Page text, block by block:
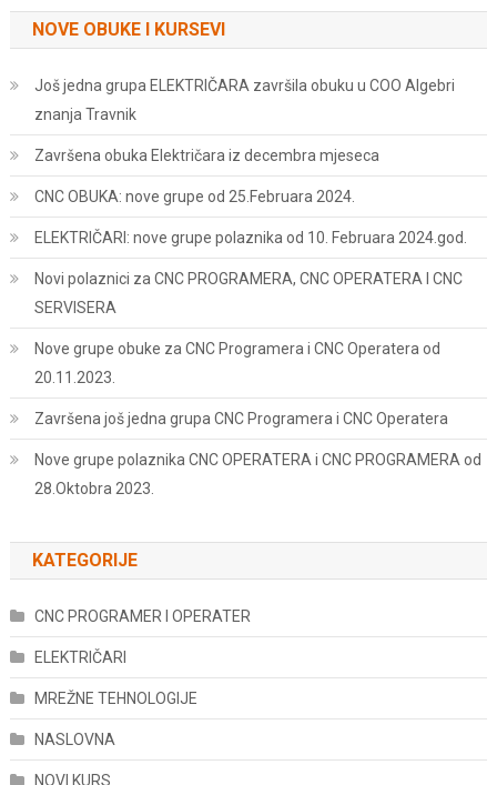
NOVE OBUKE I KURSEVI
Još jedna grupa ELEKTRIČARA završila obuku u COO Algebri
znanja Travnik
Završena obuka Električara iz decembra mjeseca
CNC OBUKA: nove grupe od 25.Februara 2024.
ELEKTRIČARI: nove grupe polaznika od 10. Februara 2024.god.
Novi polaznici za CNC PROGRAMERA, CNC OPERATERA I CNC
SERVISERA
Nove grupe obuke za CNC Programera i CNC Operatera od
20.11.2023.
Završena još jedna grupa CNC Programera i CNC Operatera
Nove grupe polaznika CNC OPERATERA i CNC PROGRAMERA od
28.Oktobra 2023.
KATEGORIJE
CNC PROGRAMER I OPERATER
ELEKTRIČARI
MREŽNE TEHNOLOGIJE
NASLOVNA
NOVI KURS